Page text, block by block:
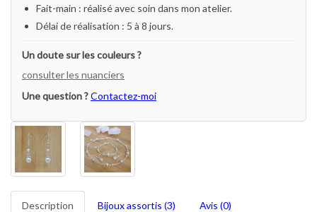
Fait-main : réalisé avec soin dans mon atelier.
Délai de réalisation : 5 à 8 jours.
Un doute sur les couleurs ?
consulter les nuanciers
Une question ?Contactez-moi
Description Bijoux assortis (3) Avis (0)